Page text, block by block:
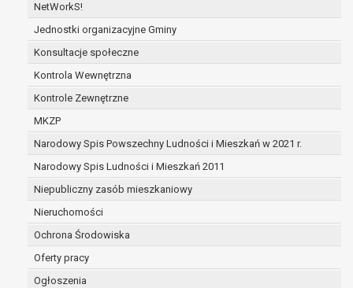
NetWorkS!
Jednostki organizacyjne Gminy
Konsultacje społeczne
Kontrola Wewnętrzna
Kontrole Zewnętrzne
MKZP
Narodowy Spis Powszechny Ludności i Mieszkań w 2021 r.
Narodowy Spis Ludności i Mieszkań 2011
Niepubliczny zasób mieszkaniowy
Nieruchomości
Ochrona Środowiska
Oferty pracy
Ogłoszenia
podstawie art. 18 RODO, w przypadku gdy:
osoba, której dane dotyczą kwestionuje
osobowych – na okres pozwalający
prawidłowość tych danych,
przetwarzanie danych jest niezgodne z
dane dotyczą, sprzeciwia się usunięciu
ograniczenia,
administrator nie potrzebuje już danych dla
której dane dotyczą, potrzebuje ich do
dochodzenia roszczeń,
osoba, której dane dotyczą, wniosła
stronie administratora są nadrzędne wobec
gdy łącznie spełnione są następujące przesłanki: